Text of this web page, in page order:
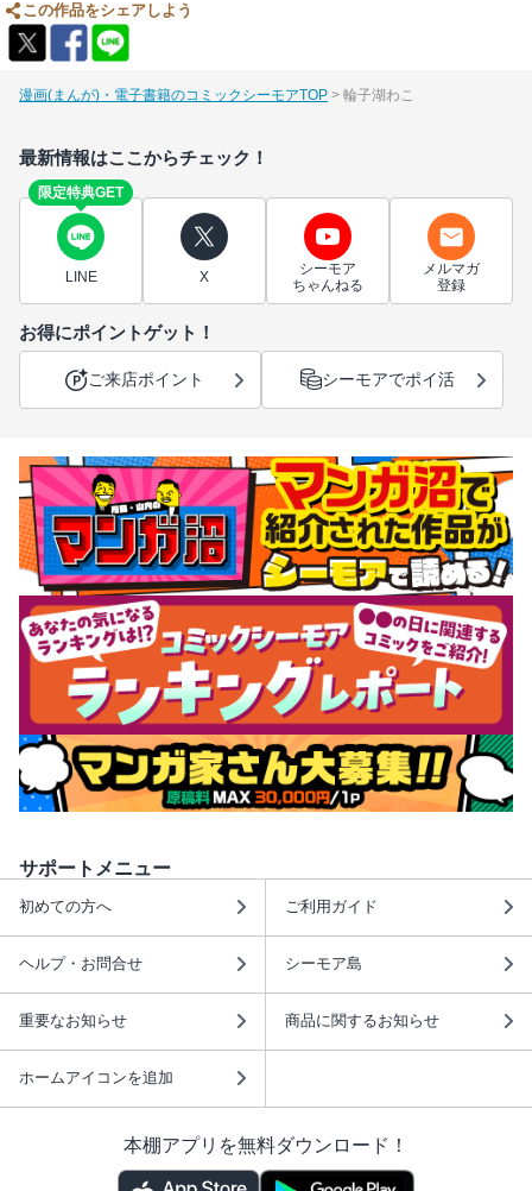
この作品をシェアしよう
漫画(まんが)・電子書籍のコミックシーモアTOP 輪子湖わこ
最新情報はここからチェック！
限定特典GET
LINE X
シーモア
ちゃんねる
メルマガ
登録
お得にポイントゲット！
ご来店ポイント シーモアでポイ活
サポートメニュー
初めての方へ ご利用ガイド
ヘルプ・お問合せ シーモア島
重要なお知らせ 商品に関するお知らせ
ホームアイコンを追加
本棚アプリを無料ダウンロード！